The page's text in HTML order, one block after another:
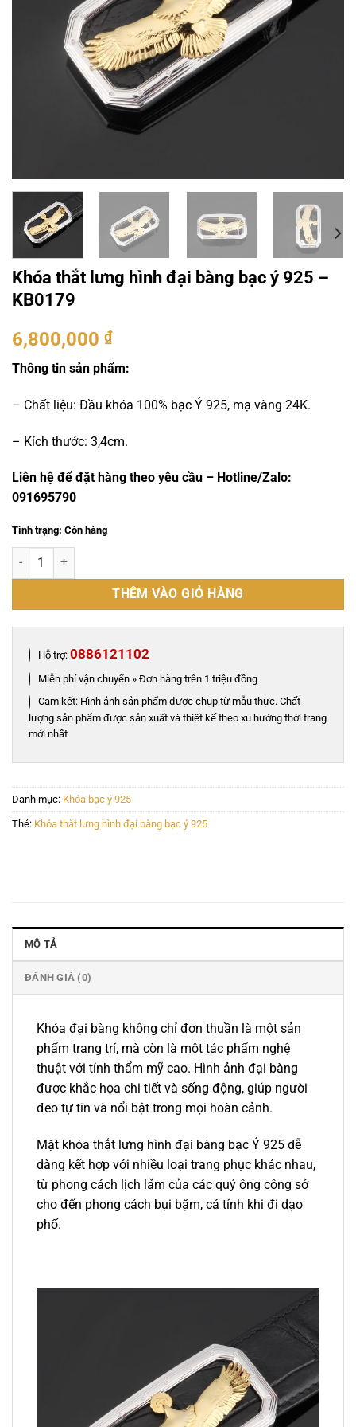
Khóa thắt lưng hình đại bàng bạc ý 925 –
KB0179
6,800,000 ₫
Thông tin sản phẩm:
– Chất liệu: Đầu khóa 100% bạc Ý 925, mạ vàng 24K.
– Kích thước: 3,4cm.
Liên hệ để đặt hàng theo yêu cầu – Hotline/Zalo:
091695790
Tình trạng: Còn hàng
Khóa thắt lưng hình đại bàng bạc ý 925 - KB0179 số lượng
THÊM VÀO GIỎ HÀNG
Hỗ trợ: 0886121102
Miễn phí vận chuyển » Đơn hàng trên 1 triệu đồng
Cam kết: Hình ảnh sản phẩm được chụp từ mẫu thực. Chất
lượng sản phẩm được sản xuất và thiết kế theo xu hướng thời trang
mới nhất
Danh mục: Khóa bạc ý 925
Thẻ: Khóa thắt lưng hình đại bàng bạc ý 925
MÔ TẢ
ĐÁNH GIÁ (0)
Khóa đại bàng không chỉ đơn thuần là một sản
phẩm trang trí, mà còn là một tác phẩm nghệ
thuật với tính thẩm mỹ cao. Hình ảnh đại bàng
được khắc họa chi tiết và sống động, giúp người
đeo tự tin và nổi bật trong mọi hoàn cảnh.
Mặt khóa thắt lưng hình đại bàng bạc Ý 925 dễ
dàng kết hợp với nhiều loại trang phục khác nhau,
từ phong cách lịch lãm của các quý ông công sở
cho đến phong cách bụi bặm, cá tính khi đi dạo
phố.